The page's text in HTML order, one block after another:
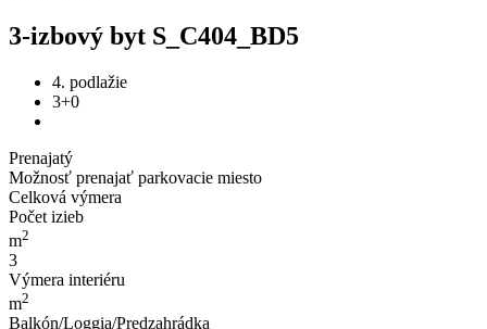
3-izbový byt S_C404_BD5
4. podlažie
3+0
Prenajatý
Možnosť prenajať parkovacie miesto
Celková výmera
Počet izieb
m2
3
Výmera interiéru
m2
Balkón/Loggia/Predzahrádka